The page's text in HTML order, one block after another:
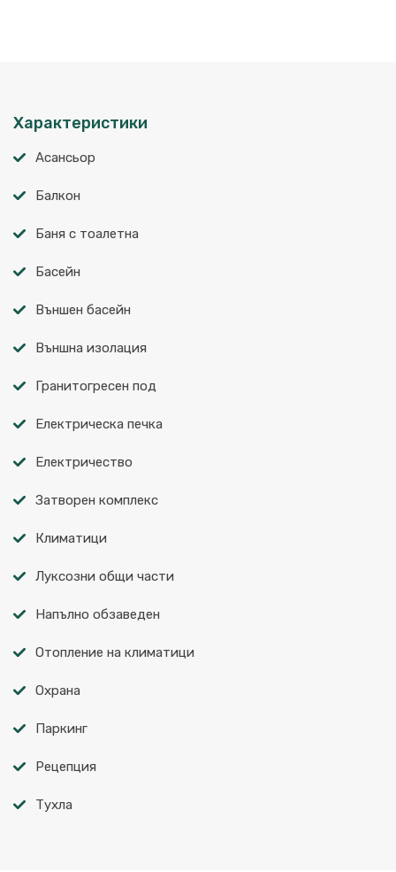
Характеристики
Асансьор
Балкон
Баня с тоалетна
Басейн
Външен басейн
Външна изолация
Гранитогресен под
Електрическа печка
Електричество
Затворен комплекс
Климатици
Луксозни общи части
Напълно обзаведен
Отопление на климатици
Охрана
Паркинг
Рецепция
Тухла